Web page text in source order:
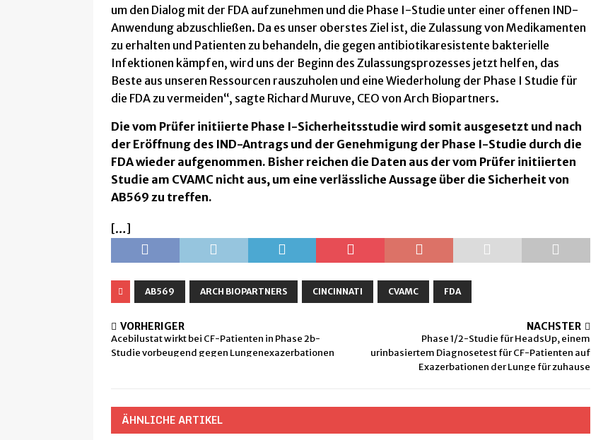
um den Dialog mit der FDA aufzunehmen und die Phase I-Studie unter einer offenen IND-
Anwendung abzuschließen. Da es unser oberstes Ziel ist, die Zulassung von Medikamenten
zu erhalten und Patienten zu behandeln, die gegen antibiotikaresistente bakterielle
Infektionen kämpfen, wird uns der Beginn des Zulassungsprozesses jetzt helfen, das
Beste aus unseren Ressourcen rauszuholen und eine Wiederholung der Phase I Studie für
die FDA zu vermeiden“, sagte Richard Muruve, CEO von Arch Biopartners.
Die vom Prüfer initiierte Phase I-Sicherheitsstudie wird somit ausgesetzt und nach
der Eröffnung des IND-Antrags und der Genehmigung der Phase I-Studie durch die
FDA wieder aufgenommen. Bisher reichen die Daten aus der vom Prüfer initiierten
Studie am CVAMC nicht aus, um eine verlässliche Aussage über die Sicherheit von
AB569 zu treffen.
[…]
AB569 ARCH BIOPARTNERS CINCINNATI CVAMC FDA
VORHERIGER
Acebilustat wirkt bei CF-Patienten in Phase 2b-
Studie vorbeugend gegen Lungenexazerbationen
NÄCHSTER
Phase 1/2-Studie für HeadsUp, einem
urinbasiertem Diagnosetest für CF-Patienten auf
Exazerbationen der Lunge für zuhause
ÄHNLICHE ARTIKEL